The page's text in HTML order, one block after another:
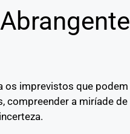
os imprevistos que podem
compreender a miríade de